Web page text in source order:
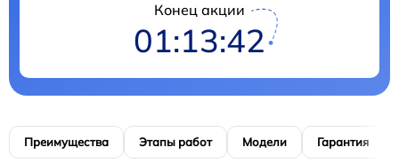
Конец акции
01:13:41
Преимущества Этапы работ Модели Гарантия